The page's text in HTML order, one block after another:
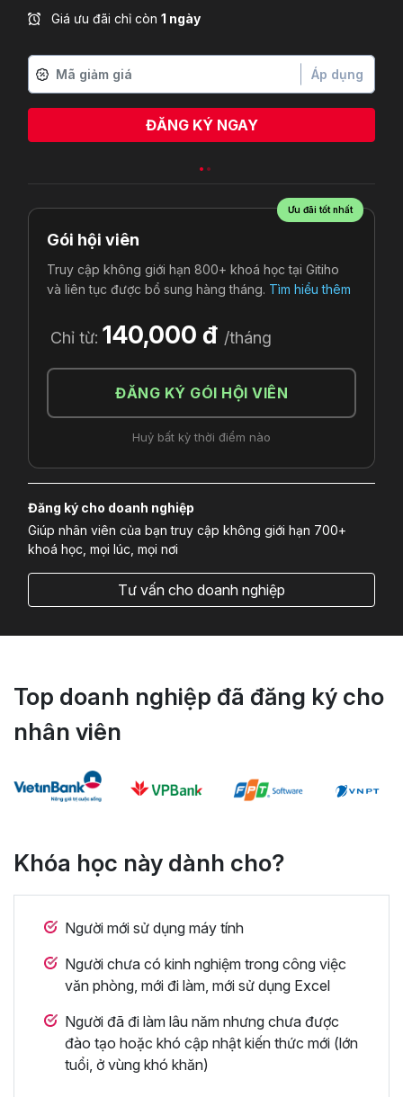
Giá ưu đãi chỉ còn 1 ngày
Áp dụng
ĐĂNG KÝ NGAY
nguyễn thiện toàn
Ưu đãi tốt nhất
Gói hội viên
Truy cập không giới hạn 800+ khoá học tại Gitiho
và liên tục được bổ sung hàng tháng. Tìm hiểu thêm
Chỉ từ: 140,000 đ /tháng
ĐĂNG KÝ GÓI HỘI VIÊN
Huỷ bất kỳ thời điểm nào
Đăng ký cho doanh nghiệp
Giúp nhân viên của bạn truy cập không giới hạn 700+
khoá học, mọi lúc, mọi nơi
Tư vấn cho doanh nghiệp
Top doanh nghiệp đã đăng ký cho
nhân viên
Khóa học này dành cho?
Người mới sử dụng máy tính
Người chưa có kinh nghiệm trong công việc
văn phòng, mới đi làm, mới sử dụng Excel
Người đã đi làm lâu năm nhưng chưa được
đào tạo hoặc khó cập nhật kiến thức mới (lớn
tuổi, ở vùng khó khăn)